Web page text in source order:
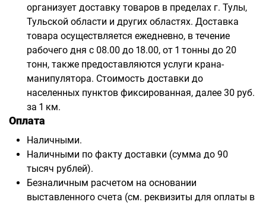
организует доставку товаров в пределах г. Тулы,
Тульской области и других областях. Доставка
товара осуществляется ежедневно, в течение
рабочего дня с 08.00 до 18.00, от 1 тонны до 20
тонн, также предоставляются услуги крана-
манипулятора. Стоимость доставки до
населенных пунктов фиксированная, далее 30 руб.
за 1 км.
Оплата
Наличными.
Наличными по факту доставки (сумма до 90
тысяч рублей).
Безналичным расчетом на основании
выставленного счета (см. реквизиты для оплаты в